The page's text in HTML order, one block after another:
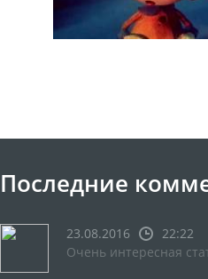
Последние
23.08.2016
22:22
Очень интересная